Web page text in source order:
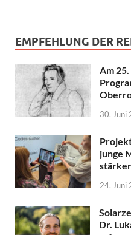
EMPFEHLUNG DER
Am
30. Juni
junge
24. Juni
Dr.